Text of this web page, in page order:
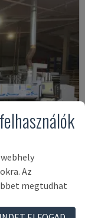
Az
megtudhat